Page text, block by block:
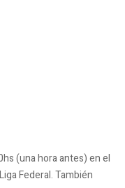
(una hora antes) en el
Federal. También